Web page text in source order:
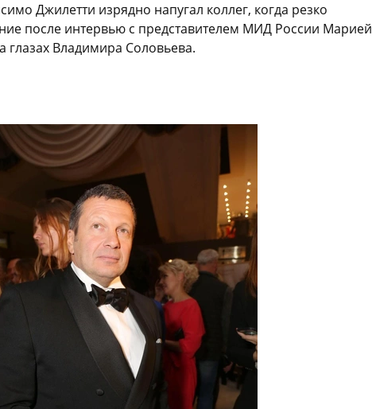
Джилетти изрядно напугал коллег, когда резко
после интервью с представителем МИД России Марией
глазах Владимира Соловьева.